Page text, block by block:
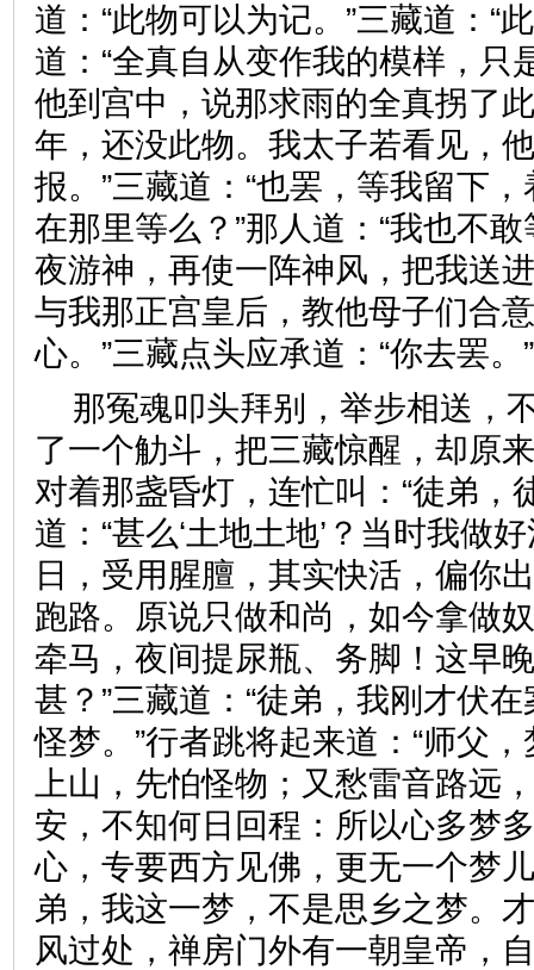
道：“此物可以为记。”三藏道：“
道：“全真自从变作我的模样，只
他到宫中，说那求雨的全真拐了
年，还没此物。我太子若看见，
报。”三藏道：“也罢，等我留下
在那里等么？”那人道：“我也不
夜游神，再使一阵神风，把我送
与我那正宫皇后，教他母子们合
心。”三藏点头应承道：“你去
那冤魂叩头拜别，举步相送，
了一个觔斗，把三藏惊醒，却原
对着那盏昏灯，连忙叫：“徒弟，
道：“甚么‘土地土地’？当时我做
日，受用腥膻，其实快活，偏你
跑路。原说只做和尚，如今拿做
牵马，夜间提尿瓶、务脚！这早
甚？”三藏道：“徒弟，我刚才伏
怪梦。”行者跳将起来道：“师父
上山，先怕怪物；又愁雷音路远
安，不知何日回程：所以心多梦
心，专要西方见佛，更无一个梦
弟，我这一梦，不是思乡之梦。
风过处，禅房门外有一朝皇帝，